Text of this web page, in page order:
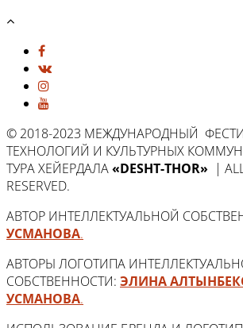
© 2018-2023 МЕЖДУНАРОДНЫЙ
ТЕХНОЛОГИЙ И КУЛЬТУРНЫХ
ТУРА ХЕЙЕРДАЛА«DESHT-THOR» |
RESERVED.
АВТОР ИНТЕЛЛЕКТУАЛЬНОЙ
УСМАНОВА.
АВТОРЫ ЛОГОТИПА
СОБСТВЕННОСТИ: ЭЛИНА
УСМАНОВА.